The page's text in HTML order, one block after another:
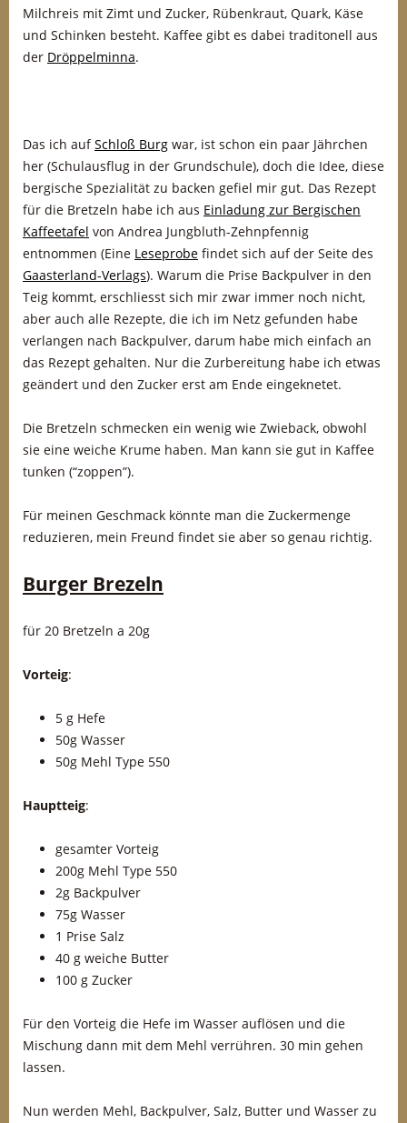
Milchreis mit Zimt und Zucker, Rübenkraut, Quark, Käse
und Schinken besteht. Kaffee gibt es dabei traditonell aus
der Dröppelminna.
Das ich aufSchloß Burg war, ist schon ein paar Jährchen
her (Schulausflug in der Grundschule), doch die Idee, diese
bergische Spezialität zu backen gefiel mir gut. Das Rezept
für die Bretzeln habe ich aus Einladung zur Bergischen
Kaffeetafel von Andrea Jungbluth-Zehnpfennig
entnommen (Eine Leseprobe findet sich auf der Seite des
Gaasterland-Verlags). Warum die Prise Backpulver in den
Teig kommt, erschliesst sich mir zwar immer noch nicht,
aber auch alle Rezepte, die ich im Netz gefunden habe
verlangen nach Backpulver, darum habe mich einfach an
das Rezept gehalten. Nur die Zurbereitung habe ich etwas
geändert und den Zucker erst am Ende eingeknetet.
Die Bretzeln schmecken ein wenig wie Zwieback, obwohl
sie eine weiche Krume haben. Man kann sie gut in Kaffee
tunken (“zoppen”).
Für meinen Geschmack könnte man die Zuckermenge
reduzieren, mein Freund findet sie aber so genau richtig.
Burger Brezeln
für 20 Bretzeln a 20g
Vorteig:
5 g Hefe
50g Wasser
50g Mehl Type 550
Hauptteig:
gesamter Vorteig
200g Mehl Type 550
2g Backpulver
75g Wasser
1 Prise Salz
40 g weiche Butter
100 g Zucker
Für den Vorteig die Hefe im Wasser auflösen und die
Mischung dann mit dem Mehl verrühren. 30 min gehen
lassen.
Nun werden Mehl, Backpulver, Salz, Butter und Wasser zu